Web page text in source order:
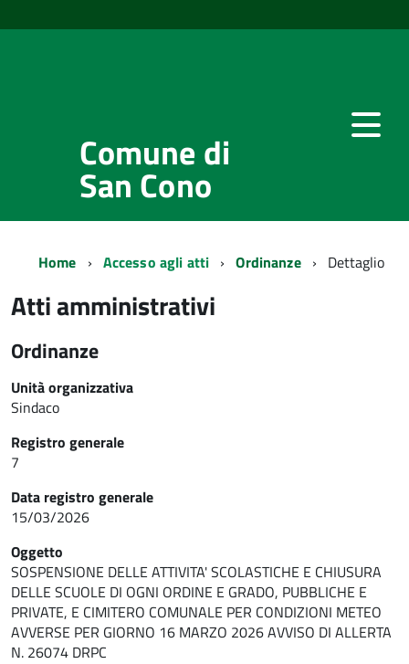
Comune di
San Cono
Home Accesso agli atti Ordinanze Dettaglio
Atti amministrativi
Ordinanze
Unità organizzativa
Sindaco
Registro generale
7
Data registro generale
15/03/2026
Oggetto
SOSPENSIONE DELLE ATTIVITA' SCOLASTICHE E CHIUSURA
DELLE SCUOLE DI OGNI ORDINE E GRADO, PUBBLICHE E
PRIVATE, E CIMITERO COMUNALE PER CONDIZIONI METEO
AVVERSE PER GIORNO 16 MARZO 2026 AVVISO DI ALLERTA
N. 26074 DRPC